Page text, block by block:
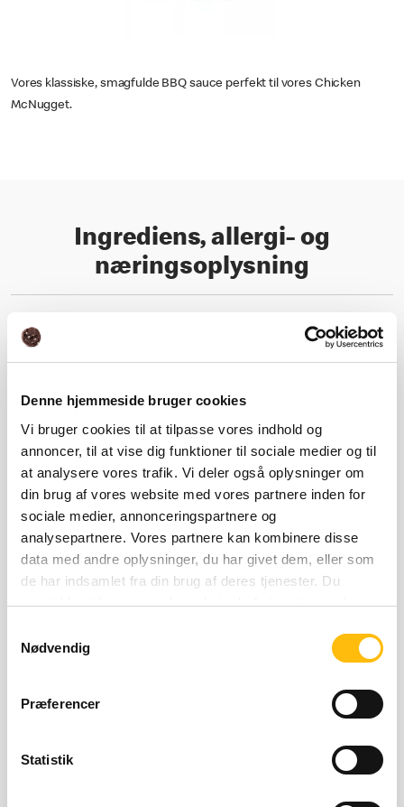
Denne hjemmeside bruger cookies
Vi bruger cookies til at tilpasse vores indhold og
annoncer, til at vise dig funktioner til sociale medier og til
at analysere vores trafik. Vi deler også oplysninger om
din brug af vores website med vores partnere inden for
sociale medier, annonceringspartnere og
analysepartnere. Vores partnere kan kombinere disse
data med andre oplysninger, du har givet dem, eller som
de har indsamlet fra din brug af deres tjenester. Du
samtykker til vores cookies, hvis du fortsætter med at
Nødvendig
Præferencer
Statistik
Vores klassiske, smagfulde BBQ sauce perfekt til vores Chicken
McNugget.
Ingrediens, allergi- og
næringsoplysning
Næringsindhold
Ingrediens- og allergioplysning
Næringsberegner
Relaterede produkter
81 kilo joules | 19 kilo